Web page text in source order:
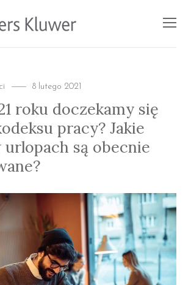
Posted
8 lutego 2021
roku doczekamy się
pracy? Jakie
są obecnie